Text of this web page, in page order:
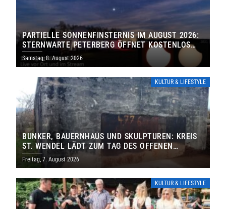
PARTIELLE SONNENFINSTERNIS IM AUGUST 2026:
STERNWARTE PETERBERG ÖFFNET KOSTENLOS
IHRE TORE
Samstag, 8. August 2026
KULTUR & LIFESTYLE
BUNKER, BAUERNHAUS UND SKULPTUREN: KREIS
ST. WENDEL LÄDT ZUM TAG DES OFFENEN
DENKMALS EIN
Freitag, 7. August 2026
KULTUR & LIFESTYLE